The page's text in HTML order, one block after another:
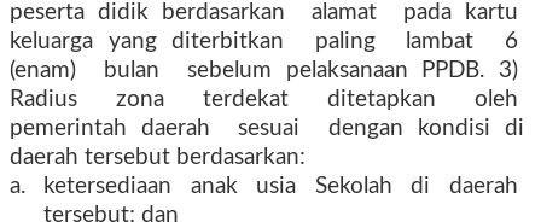
peserta didik berdasarkan
alamat
pada kartu
keluarga yang diterbitkan
paling lambat
6
(enam)
bulan
sebelum pelaksanaan PPDB. 3)
Radius
zona terdekat ditetapkan
oleh
pemerintah daerah
sesuai
dengan kondisi di
daerah tersebut berdasarkan:
a.
ketersediaan anak usia Sekolah di
daerah
tersebut; dan